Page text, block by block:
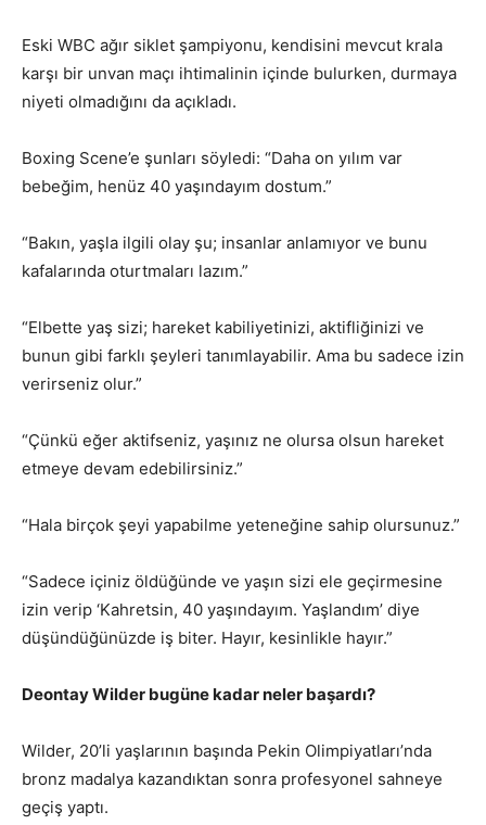
Eski WBC ağır siklet şampiyonu, kendisini mevcut krala
karşı bir unvan maçı ihtimalinin içinde bulurken, durmaya
niyeti olmadığını da açıkladı.
Boxing Scene’e şunları söyledi: “Daha on yılım var
bebeğim, henüz 40 yaşındayım dostum.”
“Bakın, yaşla ilgili olay şu; insanlar anlamıyor ve bunu
kafalarında oturtmaları lazım.”
“Elbette yaş sizi; hareket kabiliyetinizi, aktifliğinizi ve
bunun gibi farklı şeyleri tanımlayabilir. Ama bu sadece izin
verirseniz olur.”
“Çünkü eğer aktifseniz, yaşınız ne olursa olsun hareket
etmeye devam edebilirsiniz.”
“Hala birçok şeyi yapabilme yeteneğine sahip olursunuz.”
“Sadece içiniz öldüğünde ve yaşın sizi ele geçirmesine
izin verip ‘Kahretsin, 40 yaşındayım. Yaşlandım’ diye
düşündüğünüzde iş biter. Hayır, kesinlikle hayır.”
Deontay Wilder bugüne kadar neler başardı?
Wilder, 20’li yaşlarının başında Pekin Olimpiyatları’nda
bronz madalya kazandıktan sonra profesyonel sahneye
geçiş yaptı.